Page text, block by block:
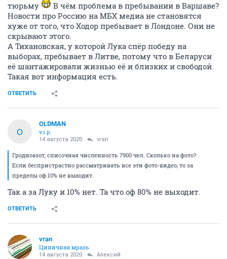
тюрьму
В чём проблема в пребывании в Варшаве?
Новости про Россию на МБХ медиа не становятся
хуже от того, что Ходор пребывает в Лондоне. Они не
скрывают этого.
А Тихановская, у которой Лука спёр победу на
выборах, пребывает в Литве, потому что в Беларуси
её шантажировали жизнью её и близких и свободой.
Такая вот информация есть.
ОТВЕТИТЬ
O
OLDMAN
v.i.p.
14 августа 2020 vran
Гродноазот, списочная численность 7900 чел. Сколько на фото?
Если беспристрастно рассматривать все эти фото-видео, то за
пределы оф.10% не выходит.
Так а за Луку и 10% нет. Та что оф 80% не выходит.
ОТВЕТИТЬ
vran
Циничная мразь
14 августа 2020 Алексий